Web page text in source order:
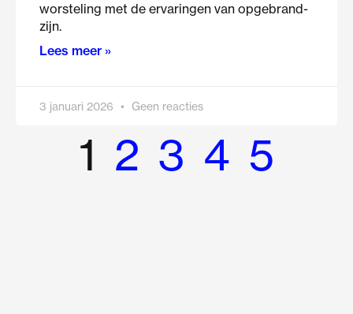
worsteling met de ervaringen van opgebrand-
zijn.
Lees meer »
3 januari 2026 Geen reacties
1 2 3 4 5